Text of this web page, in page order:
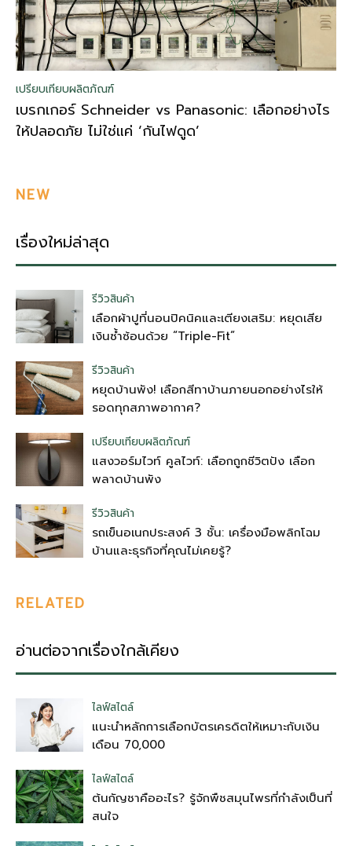
เปรียบเทียบผลิตภัณฑ์
เบรกเกอร์ Schneider vs Panasonic: เลือกอย่างไร
ให้ปลอดภัย ไม่ใช่แค่ ‘กันไฟดูด’
NEW
เรื่องใหม่ล่าสุด
รีวิวสินค้า
เลือกผ้าปูที่นอนปิคนิคและเตียงเสริม: หยุดเสีย
เงินซ้ำซ้อนด้วย “Triple-Fit”
รีวิวสินค้า
หยุดบ้านพัง! เลือกสีทาบ้านภายนอกอย่างไรให้
รอดทุกสภาพอากาศ?
เปรียบเทียบผลิตภัณฑ์
แสงวอร์มไวท์ คูลไวท์: เลือกถูกชีวิตปัง เลือก
พลาดบ้านพัง
รีวิวสินค้า
รถเข็นอเนกประสงค์ 3 ชั้น: เครื่องมือพลิกโฉม
บ้านและธุรกิจที่คุณไม่เคยรู้?
RELATED
อ่านต่อจากเรื่องใกล้เคียง
ไลฟ์สไตล์
แนะนำหลักการเลือกบัตรเครดิตให้เหมาะกับเงิน
เดือน 70,000
ไลฟ์สไตล์
ต้นกัญชาคืออะไร? รู้จักพืชสมุนไพรที่กำลังเป็นที่
สนใจ